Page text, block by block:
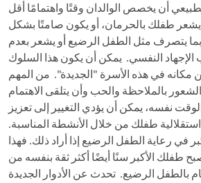
أن يخصص الوالدان وقتًا واهتمامًا أقل
يشعر طفلك بالحرمان، أو يكون صامتًا بشكل
يتصرف مثل الطفل الرضيع أو يشعر بعدم
الإجهاد النفسي. يمكن أن يكون هذا السلوك
مكانه في هذه الأسرة "الجديدة". من المهم
بالملاحظة والحب وأن يتلقى الاهتمام
نفسه، يمكن أن يؤدي التغيير إلى تعزيز
طفلك من خلال الأنشطة المناسبة.
في رعاية الطفل الرضيع إذا أراد ذلك. فهذا
طفلك الأكبر سنًا أيضًا أكثر ثقة بنفسه من